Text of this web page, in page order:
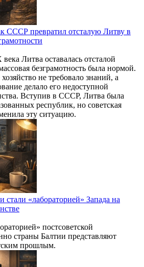
СССР превратил отсталую Литву в
Литва оставалась отсталой
безграмотность была нормой.
не требовало знаний, а
делало его недоступной
Вступив в СССР, Литва была
республик, но советская
эту ситуацию.
стали «лабораторией» Запада на
постсоветской
страны Балтии представляют
прошлым.